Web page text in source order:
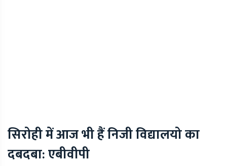
सिरोही में आज भी हैं निजी विद्यालयो का
दबदबा: एबीवीपी